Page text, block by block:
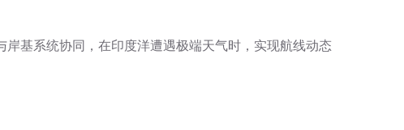
基系统协同，在印度洋遭遇极端天气时，实现航线动态